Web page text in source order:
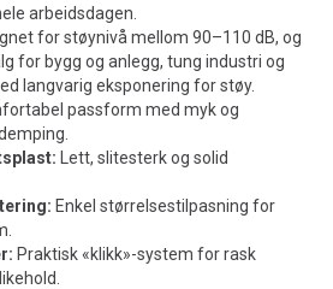
arbeidsdagen.
for støynivå mellom 90–110 dB, og
for bygg og anlegg, tung industri og
langvarig eksponering for støy.
passform med myk og
Lett, slitesterk og solid
Enkel størrelsestilpasning for
Praktisk «klikk»-system for rask